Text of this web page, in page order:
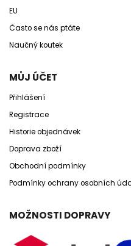
EU
Často se nás ptáte
Naučný koutek
MŮJ ÚČET
Přihlášení
Registrace
Historie objednávek
Doprava zboží
Obchodní podmínky
Podmínky ochrany osobních
MOŽNOSTI DOPRAVY